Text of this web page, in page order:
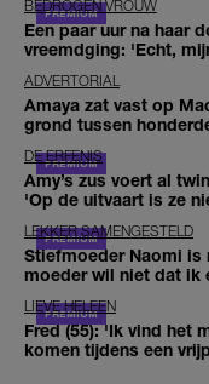
BEDROGEN VROUW
Een paar uur na haar
vreemdging: 'Echt,
ADVERTORIAL
Amaya zat vast op
grond tussen
DE ERFENIS
Amy’s zus voert al
'Op de uitvaart is ze
LEKKER SAMENGESTELD
Stiefmoeder Naomi is
moeder wil niet dat ik
LIEVE HELEEN
Fred (55): 'Ik vind het
komen tijdens een